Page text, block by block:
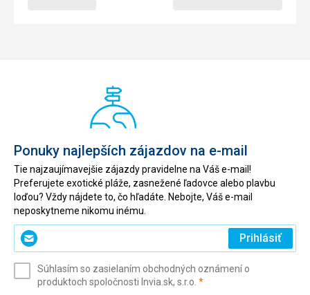
Ponuky najlepších zájazdov na e-mail
Tie najzaujímavejšie zájazdy pravidelne na Váš e-mail!
Preferujete exotické pláže, zasnežené ľadovce alebo plavbu
loďou? Vždy nájdete to, čo hľadáte. Nebojte, Váš e-mail
neposkytneme nikomu inému.
Zadajte
svoj
(povinné)
Prihlásiť
Súhlasím so zasielaním obchodných oznámení o
produktoch spoločnosti Invia.sk, s.r.o. *(povinné)